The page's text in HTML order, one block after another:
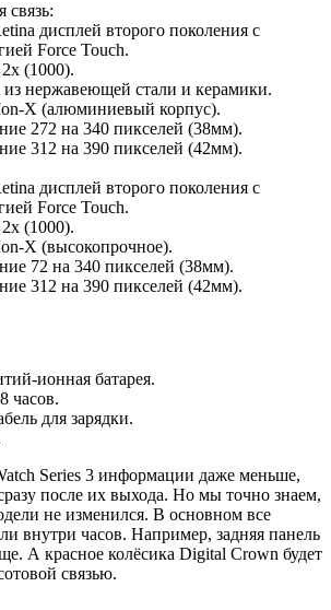
связь:
дисплей второго поколения с
Force Touch.
(1000).
из нержавеющей стали и керамики.
X (алюминиевый корпус).
272 на 340 пикселей (38мм).
312 на 390 пикселей (42мм).
дисплей второго поколения с
Force Touch.
(1000).
X (высокопрочное).
72 на 340 пикселей (38мм).
312 на 390 пикселей (42мм).
ионная батарея.
часов.
для зарядки.
Series 3 информации даже меньше,
после их выхода. Но мы точно знаем,
не изменился. В основном все
внутри часов. Например, задняя панель
А красное колёсика Digital Crown будет
связью.